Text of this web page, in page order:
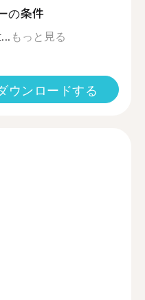
の条件
もっと見る
ウンロードする